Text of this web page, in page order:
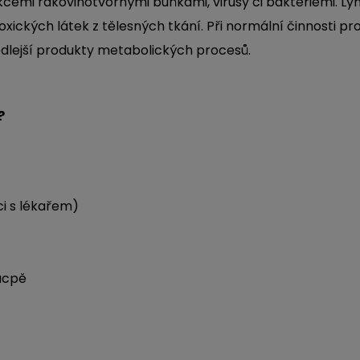
látek z tělesných tkání. Při normální činnosti
produkty metabolických procesů.
s lékařem)